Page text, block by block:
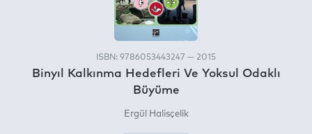
ISBN: 9786053443247 — 2015
Binyıl Kalkınma Hedefleri Ve Yoksul Odaklı
Büyüme
Ergül Halisçelik